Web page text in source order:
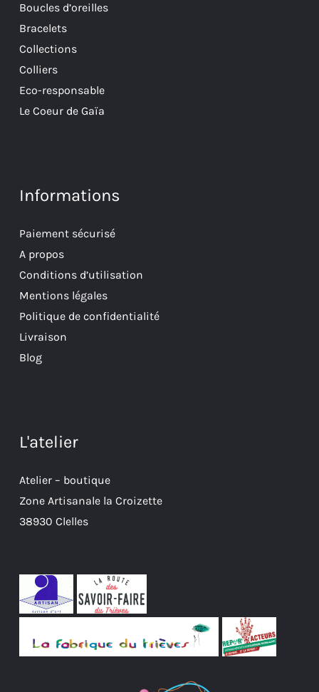
Boucles d’oreilles
Bracelets
Collections
Colliers
Eco-responsable
Le Coeur de Gaïa
Informations
Paiement sécurisé
A propos
Conditions d’utilisation
Mentions légales
Politique de confidentialité
Livraison
Blog
L'atelier
Atelier – boutique
Zone Artisanale la Croizette
38930 Clelles